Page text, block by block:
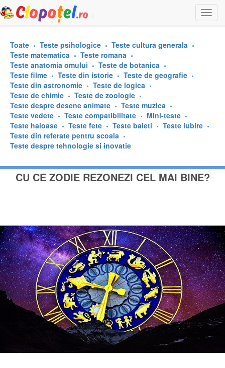
Toate Teste psihologice
Teste cultura generala
Teste matematica
Teste romana
Teste anatomia omului
Teste de botanica
Teste filme
Teste din istorie
Teste de geografie
Teste din astronomie
Teste de logica
Teste de chimie
Teste de zoologie
Teste despre desene animate
Teste muzica
Teste vedete
Teste compatibilitate
Mini-teste
Teste haioase
Teste fete Teste baieti
Teste iubire
Teste din referate pentru scoala
Teste despre tehnologie si inovatie
CU CE ZODIE REZONEZI CEL MAI BINE?